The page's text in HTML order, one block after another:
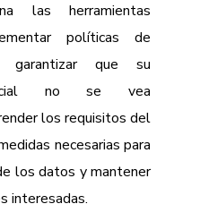
las herramientas
políticas de
garantizar que su
no se vea
los requisitos del
necesarias para
los datos y mantener
interesadas.